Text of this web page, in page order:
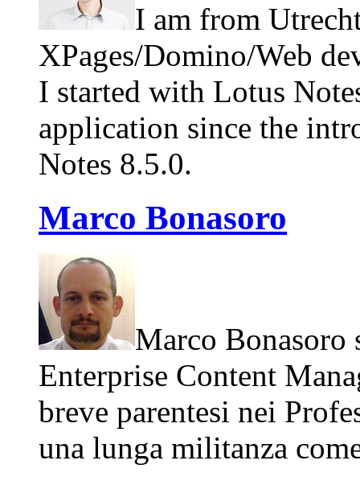
I am from
XPages/Domino/Web
I started with Lotus
application since the
Notes 8.5.0.
Marco Bonasoro
Marco Bonasoro
Enterprise Content
breve parentesi nei
una lunga militanza